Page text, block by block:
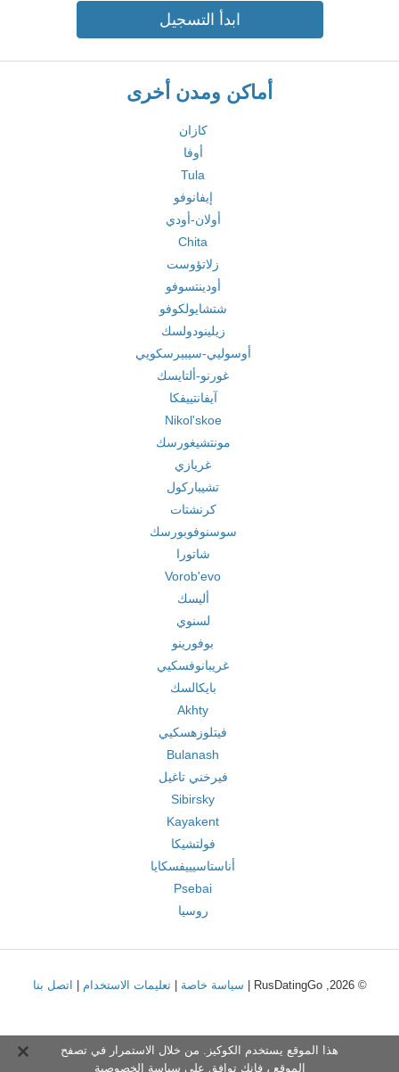
ابدأ التسجيل
أماكن ومدن أخرى
كازان
أوفا
Tula
إيفانوفو
أولان-أودي
Chita
زلاتؤوست
أودينتسوفو
شتشايولكوفو
زيلينودولسك
أوسوليي-سيبيرسكويي
غورنو-ألتايسك
آيفانتييفكا
Nikol'skoe
مونتشيغورسك
غريازي
تشيباركول
كرنشتات
سوسنوفوبورسك
شاتورا
Vorob'evo
أليسك
لسنوي
بوفورينو
غريبانوفسكيي
بايكالسك
Akhty
فيتلوزهسكيي
Bulanash
فيرخني تاغيل
Sibirsky
Kayakent
فولتشيكا
أناستاسيييفسكايا
Psebai
روسيا
© 2026, RusDatingGo | سياسة خاصة |تعليمات الاستخدام اتصل بنا
هذا الموقع يستخدم الكوكيز. من خلال الاستمرار في تصفح
الموقع ، فإنك توافق على سياسة الخصوصية